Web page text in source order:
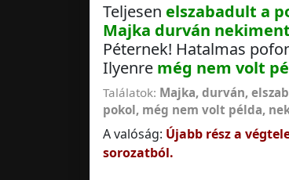
Teljesen elszabadult a
Majka durván nekiment
Péternek! Hatalmas
Ilyenre még nem volt
Találatok: Majka, durván,
pokol, még nem volt példa,
A valóság: Újabb rész a
sorozatból.